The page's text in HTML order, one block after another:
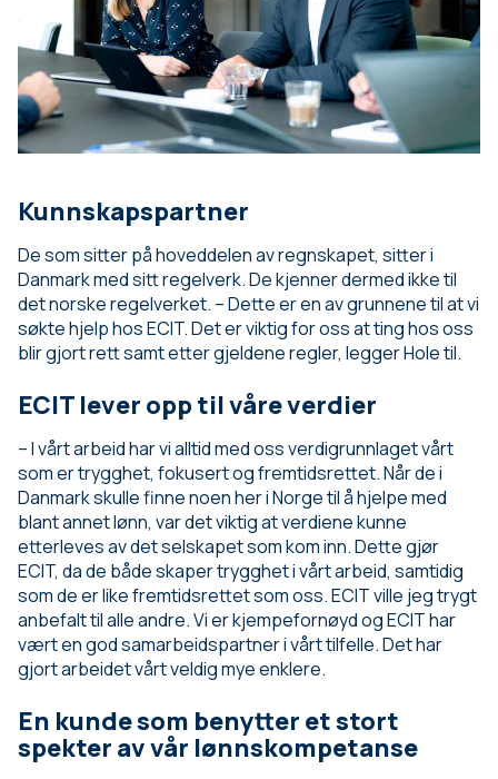
Kunnskapspartner
De som sitter på hoveddelen av regnskapet, sitter i
Danmark med sitt regelverk. De kjenner dermed ikke til
det norske regelverket. – Dette er en av grunnene til at vi
søkte hjelp hos ECIT. Det er viktig for oss at ting hos oss
blir gjort rett samt etter gjeldene regler, legger Hole til.
ECIT lever opp til våre verdier
– I vårt arbeid har vi alltid med oss verdigrunnlaget vårt
som er trygghet, fokusert og fremtidsrettet. Når de i
Danmark skulle finne noen her i Norge til å hjelpe med
blant annet lønn, var det viktig at verdiene kunne
etterleves av det selskapet som kom inn. Dette gjør
ECIT, da de både skaper trygghet i vårt arbeid, samtidig
som de er like fremtidsrettet som oss. ECIT ville jeg trygt
anbefalt til alle andre. Vi er kjempefornøyd og ECIT har
vært en god samarbeidspartner i vårt tilfelle. Det har
gjort arbeidet vårt veldig mye enklere.
En kunde som benytter et stort
spekter av vår lønnskompetanse